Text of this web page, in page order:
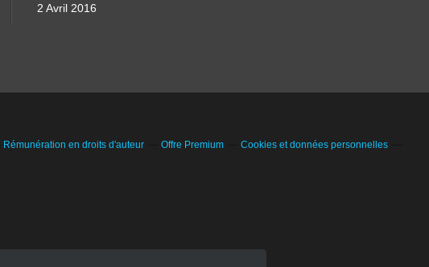
2 Avril 2016
Rémunération en droits d'auteur Offre Premium
Cookies et données personnelles